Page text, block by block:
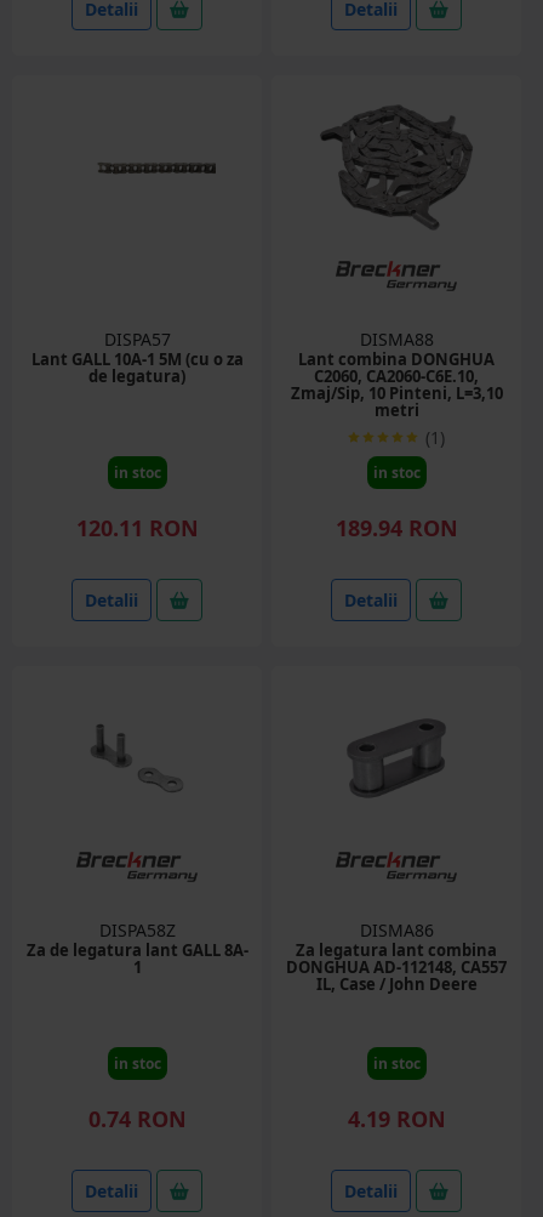
Detalii Detalii
DISPA57
Lant GALL 10A-1 5M (cu o za
de legatura)
in stoc
120.11 RON
Detalii
DISMA88
Lant combina DONGHUA
C2060, CA2060-C6E.10,
Zmaj/Sip, 10 Pinteni, L=3,10
metri
(1)
in stoc
189.94 RON
Detalii
DISPA58Z
Za de legatura lant GALL 8A-
1
in stoc
0.74 RON
Detalii
DISMA86
Za legatura lant combina
DONGHUA AD-112148, CA557
IL, Case / John Deere
in stoc
4.19 RON
Detalii